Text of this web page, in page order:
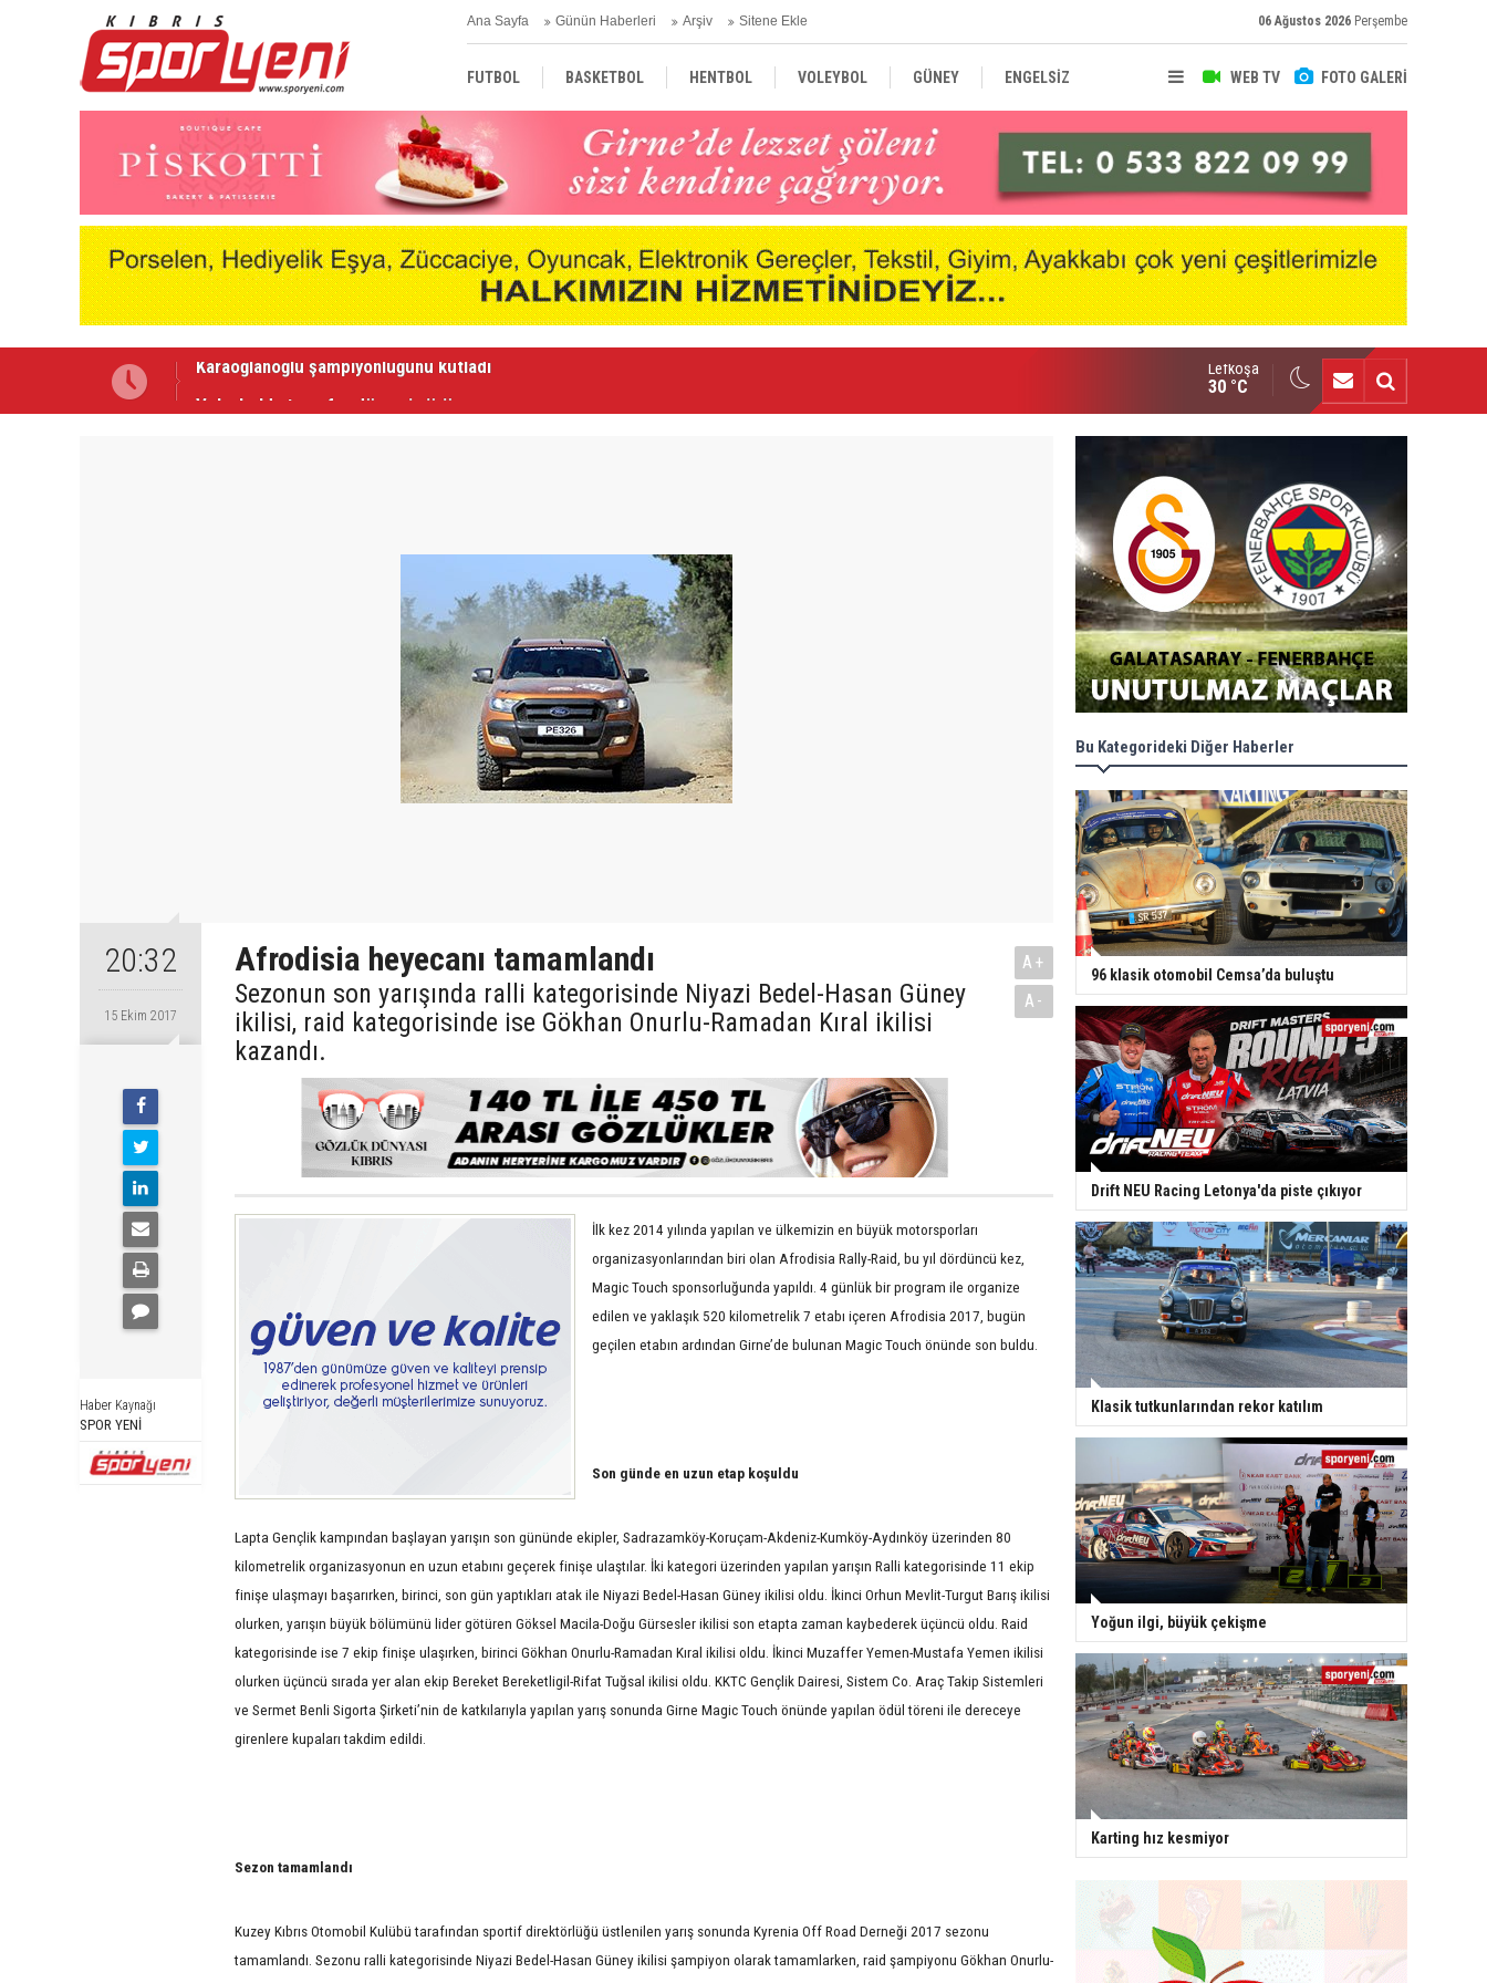
Ana Sayfa Günün Haberleri Arşiv Sitene Ekle 06 Ağustos 2026 Perşembe
WEB TV FOTO GALERİ
FUTBOL BASKETBOL HENTBOL VOLEYBOL GÜNEY ENGELSİZ
TÜRKİYE AVRUPA DÜNYA
Voleybolda transfer dönemi sürüyor
Lefkoşa
30 °C
20:32
15 Ekim 2017
Haber Kaynağı
SPOR YENİ
Afrodisia heyecanı tamamlandı
Sezonun son yarışında ralli kategorisinde Niyazi Bedel-Hasan Güney
ikilisi, raid kategorisinde ise Gökhan Onurlu-Ramadan Kıral ikilisi
kazandı.
A+
A-
İlk kez 2014 yılında yapılan ve ülkemizin en büyük motorsporları
organizasyonlarından biri olan Afrodisia Rally-Raid, bu yıl dördüncü kez,
Magic Touch sponsorluğunda yapıldı. 4 günlük bir program ile organize
edilen ve yaklaşık 520 kilometrelik 7 etabı içeren Afrodisia 2017, bugün
geçilen etabın ardından Girne’de bulunan Magic Touch önünde son buldu.
Son günde en uzun etap koşuldu
Lapta Gençlik kampından başlayan yarışın son gününde ekipler, Sadrazamköy-Koruçam-Akdeniz-Kumköy-Aydınköy üzerinden 80
kilometrelik organizasyonun en uzun etabını geçerek finişe ulaştılar. İki kategori üzerinden yapılan yarışın Ralli kategorisinde 11 ekip
finişe ulaşmayı başarırken, birinci, son gün yaptıkları atak ile Niyazi Bedel-Hasan Güney ikilisi oldu. İkinci Orhun Mevlit-Turgut Barış ikilisi
olurken, yarışın büyük bölümünü lider götüren Göksel Macila-Doğu Gürsesler ikilisi son etapta zaman kaybederek üçüncü oldu. Raid
kategorisinde ise 7 ekip finişe ulaşırken, birinci Gökhan Onurlu-Ramadan Kıral ikilisi oldu. İkinci Muzaffer Yemen-Mustafa Yemen ikilisi
olurken üçüncü sırada yer alan ekip Bereket Bereketligil-Rifat Tuğsal ikilisi oldu. KKTC Gençlik Dairesi, Sistem Co. Araç Takip Sistemleri
ve Sermet Benli Sigorta Şirketi’nin de katkılarıyla yapılan yarış sonunda Girne Magic Touch önünde yapılan ödül töreni ile dereceye
girenlere kupaları takdim edildi.
Sezon tamamlandı
Kuzey Kıbrıs Otomobil Kulübü tarafından sportif direktörlüğü üstlenilen yarış sonunda Kyrenia Off Road Derneği 2017 sezonu
tamamlandı. Sezonu ralli kategorisinde Niyazi Bedel-Hasan Güney ikilisi şampiyon olarak tamamlarken, raid şampiyonu Gökhan Onurlu-
Bu Kategorideki Diğer Haberler
96 klasik otomobil Cemsa’da buluştu
Drift NEU Racing Letonya'da piste çıkıyor
Klasik tutkunlarından rekor katılım
Yoğun ilgi, büyük çekişme
Karting hız kesmiyor